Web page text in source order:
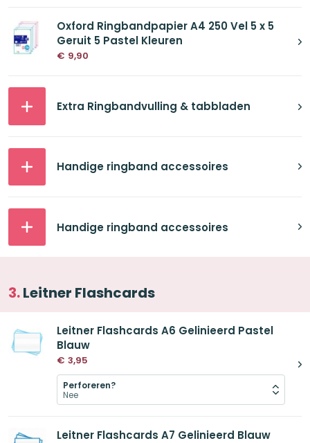
Oxford Ringbandpapier A4 250 Vel 5 x 5
Geruit 5 Pastel Kleuren
€ 9,90
Extra Ringbandvulling & tabbladen
Handige ringband accessoires
Handige ringband accessoires
Leitner Flashcards
Leitner Flashcards A6 Gelinieerd Pastel
Blauw
€ 3,95
Perforeren?
Leitner Flashcards A7 Gelinieerd Blauw